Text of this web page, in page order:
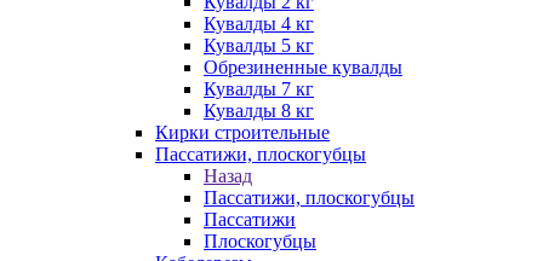
Кувалды 4 кг
Кувалды 5 кг
Обрезиненные кувалды
Кувалды 7 кг
Кувалды 8 кг
Кирки строительные
Пассатижи, плоскогубцы
Назад
Пассатижи, плоскогубцы
Пассатижи
Плоскогубцы